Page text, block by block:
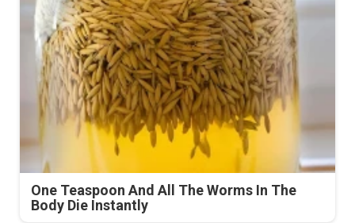
One Teaspoon And All The Worms In The
Body Die Instantly